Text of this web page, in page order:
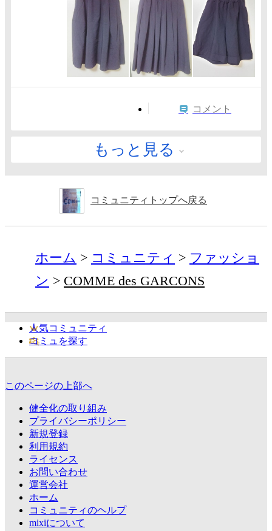
コメント
もっと見る
コミュニティトップへ戻る
ホーム コミュニティ
ファッショ
ン
COMME des GARCONS
人気コミュニティ
コミュを探す
このページの上部へ
健全化の取り組み
プライバシーポリシー
新規登録
利用規約
ライセンス
お問い合わせ
運営会社
ホーム
コミュニティのヘルプ
mixiについて